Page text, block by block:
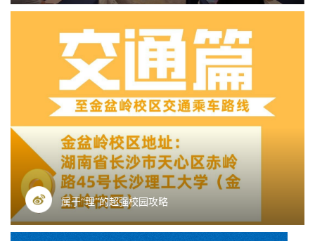
属于“理”的超强校园攻略